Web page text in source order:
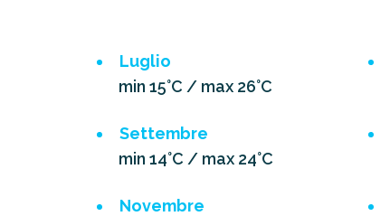
Luglio
min 15°C / max 26°C
Settembre
min 14°C / max 24°C
Novembre